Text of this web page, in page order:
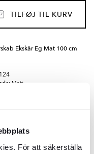
För att säkerställa
TILFØJ TIL KURV
Ekskär Eg Mat 100 cm
Matt
Fronter
TILFØJ TIL KURV